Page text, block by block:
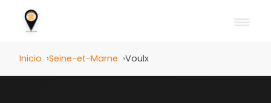
Inicio Seine-et-Marne Voulx